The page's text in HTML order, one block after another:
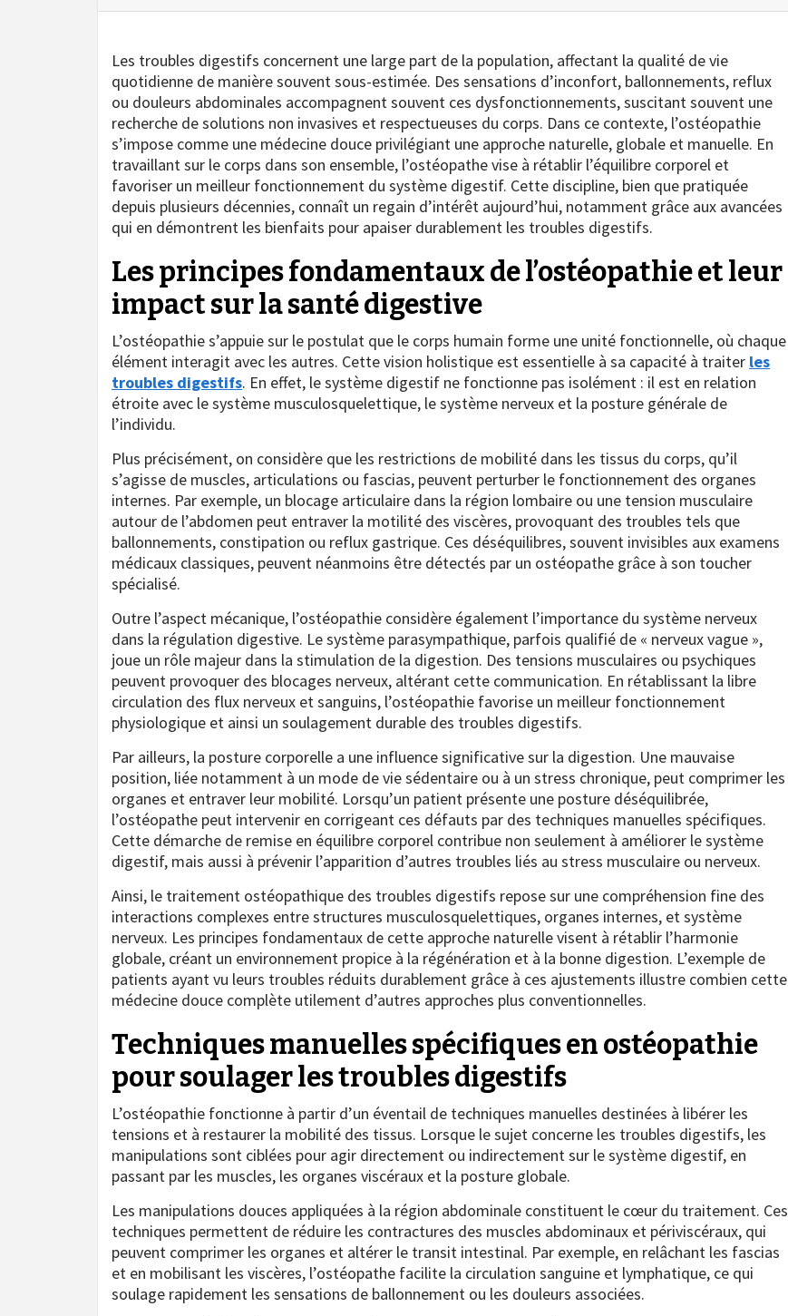
Les troubles digestifs concernent une large part de la population, affectant la qualité de vie
quotidienne de manière souvent sous-estimée. Des sensations d’inconfort, ballonnements, reflux
ou douleurs abdominales accompagnent souvent ces dysfonctionnements, suscitant souvent une
recherche de solutions non invasives et respectueuses du corps. Dans ce contexte, l’ostéopathie
s’impose comme une médecine douce privilégiant une approche naturelle, globale et manuelle. En
travaillant sur le corps dans son ensemble, l’ostéopathe vise à rétablir l’équilibre corporel et
favoriser un meilleur fonctionnement du système digestif. Cette discipline, bien que pratiquée
depuis plusieurs décennies, connaît un regain d’intérêt aujourd’hui, notamment grâce aux avancées
qui en démontrent les bienfaits pour apaiser durablement les troubles digestifs.
Les principes fondamentaux de l’ostéopathie et leur
impact sur la santé digestive
L’ostéopathie s’appuie sur le postulat que le corps humain forme une unité fonctionnelle, où chaque
élément interagit avec les autres. Cette vision holistique est essentielle à sa capacité à traiter les
troubles digestifs. En effet, le système digestif ne fonctionne pas isolément : il est en relation
étroite avec le système musculosquelettique, le système nerveux et la posture générale de
l’individu.
Plus précisément, on considère que les restrictions de mobilité dans les tissus du corps, qu’il
s’agisse de muscles, articulations ou fascias, peuvent perturber le fonctionnement des organes
internes. Par exemple, un blocage articulaire dans la région lombaire ou une tension musculaire
autour de l’abdomen peut entraver la motilité des viscères, provoquant des troubles tels que
ballonnements, constipation ou reflux gastrique. Ces déséquilibres, souvent invisibles aux examens
médicaux classiques, peuvent néanmoins être détectés par un ostéopathe grâce à son toucher
spécialisé.
Outre l’aspect mécanique, l’ostéopathie considère également l’importance du système nerveux
dans la régulation digestive. Le système parasympathique, parfois qualifié de « nerveux vague »,
joue un rôle majeur dans la stimulation de la digestion. Des tensions musculaires ou psychiques
peuvent provoquer des blocages nerveux, altérant cette communication. En rétablissant la libre
circulation des flux nerveux et sanguins, l’ostéopathie favorise un meilleur fonctionnement
physiologique et ainsi un soulagement durable des troubles digestifs.
Par ailleurs, la posture corporelle a une influence significative sur la digestion. Une mauvaise
position, liée notamment à un mode de vie sédentaire ou à un stress chronique, peut comprimer les
organes et entraver leur mobilité. Lorsqu’un patient présente une posture déséquilibrée,
l’ostéopathe peut intervenir en corrigeant ces défauts par des techniques manuelles spécifiques.
Cette démarche de remise en équilibre corporel contribue non seulement à améliorer le système
digestif, mais aussi à prévenir l’apparition d’autres troubles liés au stress musculaire ou nerveux.
Ainsi, le traitement ostéopathique des troubles digestifs repose sur une compréhension fine des
interactions complexes entre structures musculosquelettiques, organes internes, et système
nerveux. Les principes fondamentaux de cette approche naturelle visent à rétablir l’harmonie
globale, créant un environnement propice à la régénération et à la bonne digestion. L’exemple de
patients ayant vu leurs troubles réduits durablement grâce à ces ajustements illustre combien cette
médecine douce complète utilement d’autres approches plus conventionnelles.
Techniques manuelles spécifiques en ostéopathie
pour soulager les troubles digestifs
L’ostéopathie fonctionne à partir d’un éventail de techniques manuelles destinées à libérer les
tensions et à restaurer la mobilité des tissus. Lorsque le sujet concerne les troubles digestifs, les
manipulations sont ciblées pour agir directement ou indirectement sur le système digestif, en
passant par les muscles, les organes viscéraux et la posture globale.
Les manipulations douces appliquées à la région abdominale constituent le cœur du traitement. Ces
techniques permettent de réduire les contractures des muscles abdominaux et périviscéraux, qui
peuvent comprimer les organes et altérer le transit intestinal. Par exemple, en relâchant les fascias
et en mobilisant les viscères, l’ostéopathe facilite la circulation sanguine et lymphatique, ce qui
soulage rapidement les sensations de ballonnement ou les douleurs associées.